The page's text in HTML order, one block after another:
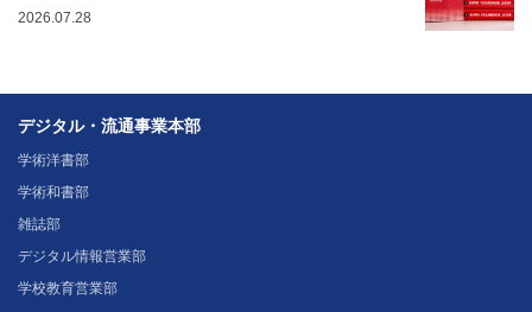
2026.07.28
デジタル・流通事業本部
学術洋書部
学術和書部
雑誌部
デジタル情報営業部
学校教育営業部